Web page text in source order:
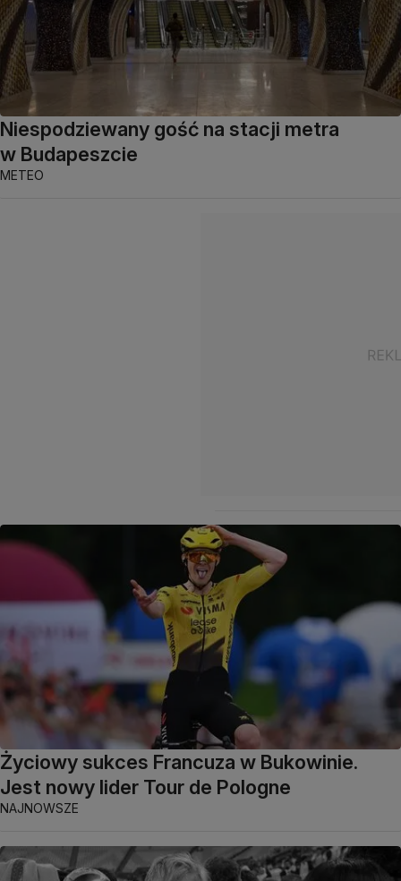
Niespodziewany gość na stacji metra
w Budapeszcie
METEO
Życiowy sukces Francuza w Bukowinie.
Jest nowy lider Tour de Pologne
NAJNOWSZE